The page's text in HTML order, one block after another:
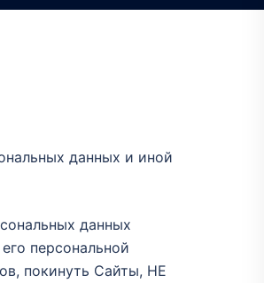
данных и иной
данных
персональной
покинуть Сайты, НЕ